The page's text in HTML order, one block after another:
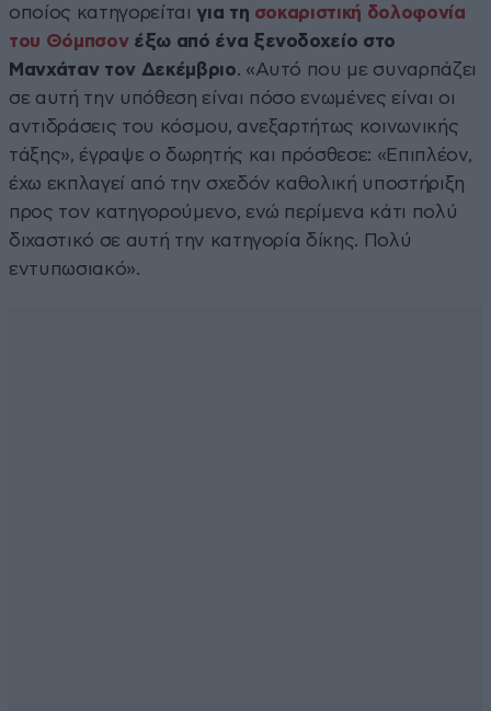
οποίος κατηγορείται για τη σοκαριστική δολοφονία
του Θόμπσον έξω από ένα ξενοδοχείο στο
Μανχάταν τον Δεκέμβριο. «Αυτό που με συναρπάζει
σε αυτή την υπόθεση είναι πόσο ενωμένες είναι οι
αντιδράσεις του κόσμου, ανεξαρτήτως κοινωνικής
τάξης», έγραψε ο δωρητής και πρόσθεσε: «Επιπλέον,
έχω εκπλαγεί από την σχεδόν καθολική υποστήριξη
προς τον κατηγορούμενο, ενώ περίμενα κάτι πολύ
διχαστικό σε αυτή την κατηγορία δίκης. Πολύ
εντυπωσιακό».